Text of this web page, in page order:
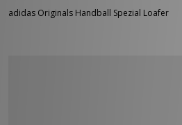
adidas Originals Handball Spezial Loafer